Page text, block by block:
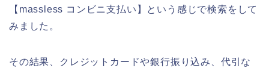
【massless コンビニ支払い】という感じで検索をして
みました。
その結果、クレジットカードや銀行振り込み、代引な